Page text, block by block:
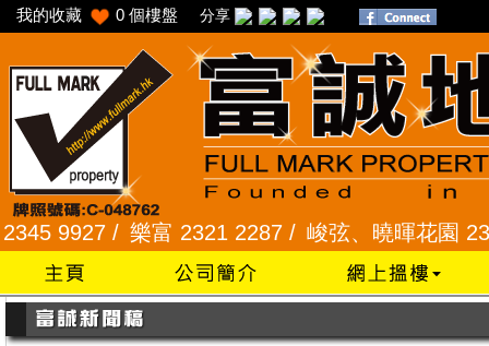
我的收藏 0 個樓盤 分享
樂富 2321 2287 / 峻弦、曉暉花園 2345 1286 /